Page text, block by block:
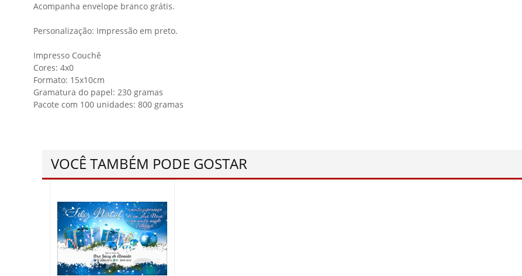
Acompanha envelope branco grátis.
Personalização: Impressão em preto.
Impresso Couchê
Cores: 4x0
Formato: 15x10cm
Gramatura do papel: 230 gramas
Pacote com 100 unidades: 800 gramas
VOCÊ TAMBÉM PODE GOSTAR